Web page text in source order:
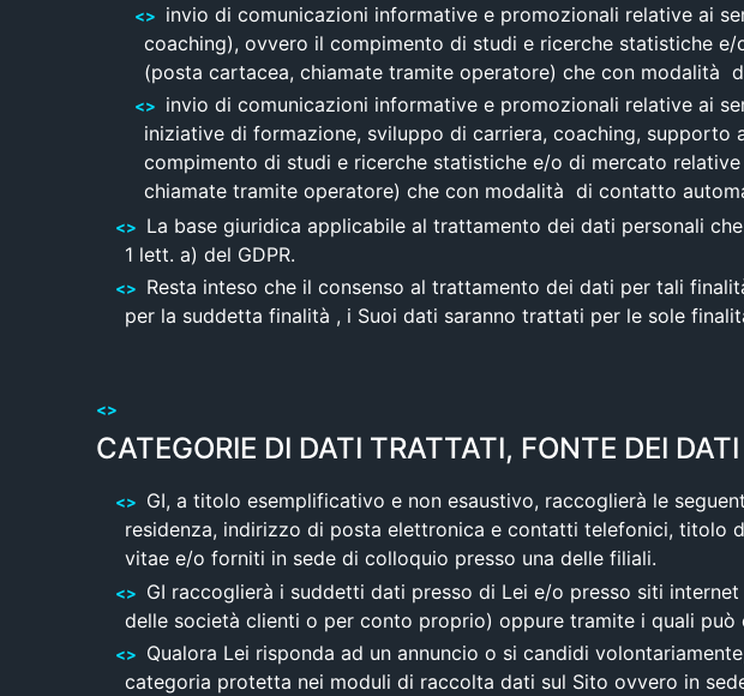
invio di comunicazioni informative e promozionali relative ai
coaching), ovvero il compimento di studi e ricerche statistiche
(posta cartacea, chiamate tramite operatore) che con modalità
invio di comunicazioni informative e promozionali relative ai
iniziative di formazione, sviluppo di carriera, coaching,
compimento di studi e ricerche statistiche e/o di mercato
chiamate tramite operatore) che con modalità di contatto
La base giuridica applicabile al trattamento dei dati personali
1 lett. a) del GDPR.
Resta inteso che il consenso al trattamento dei dati per tali
per la suddetta finalità , i Suoi dati saranno trattati per le sole
CATEGORIE DI DATI TRATTATI, FONTE DEI
GI, a titolo esemplificativo e non esaustivo, raccoglierà le
residenza, indirizzo di posta elettronica e contatti telefonici, titolo
vitae e/o forniti in sede di colloquio presso una delle filiali.
GI raccoglierà i suddetti dati presso di Lei e/o presso siti
delle società clienti o per conto proprio) oppure tramite i quali
Qualora Lei risponda ad un annuncio o si candidi
categoria protetta nei moduli di raccolta dati sul Sito ovvero in